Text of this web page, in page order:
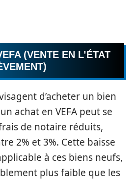
(VENTE EN L’ÉTAT
d’acheter un bien
achat en VEFA peut se
de notaire réduits,
2% et 3%. Cette baisse
à ces biens neufs,
plus faible que les